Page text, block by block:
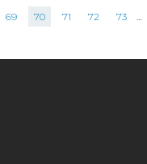
69 70 71 72 73 ...